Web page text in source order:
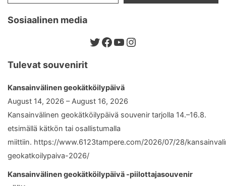
Sosiaalinen media
Twitter
Facebook
YouTube
Instagram
Tulevat souvenirit
Kansainvälinen geokätköilypäivä
August 14, 2026 – August 16, 2026
Kansainvälinen geokätköilypäivä souvenir tarjolla 14.–16.8.
etsimällä kätkön tai osallistumalla
miittiin. https://www.6123tampere.com/2026/07/28/
geokatkoilypaiva-2026/
Kansainvälinen geokätköilypäivä -piilottajasouvenir